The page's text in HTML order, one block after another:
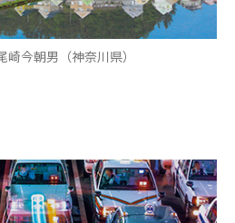
崎今朝男（神奈川県）